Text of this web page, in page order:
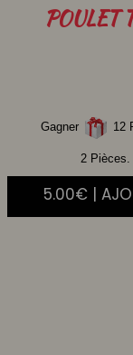
POULET
Gagner 12
2 Pièces.
5.00€ |